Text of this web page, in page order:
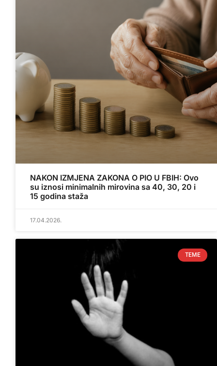
NAKON IZMJENA ZAKONA O PIO U FBIH: Ovo
su iznosi minimalnih mirovina sa 40, 30, 20 i
15 godina staža
17.04.2026.
TEME